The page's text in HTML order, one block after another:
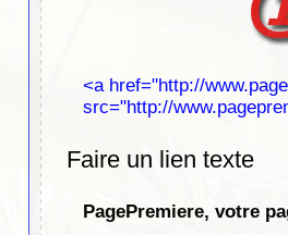
<a href="http://
src="http://
Faire un lien texte
PagePremiere, votre